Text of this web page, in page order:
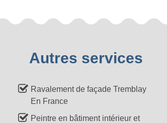
Autres services
Ravalement de façade Tremblay
En France
Peintre en bâtiment intérieur et